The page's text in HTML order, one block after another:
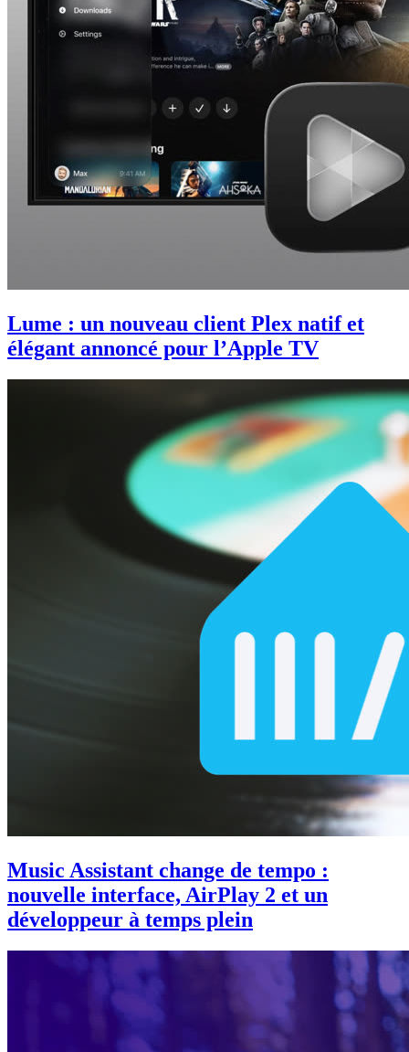
Lume : un nouveau client Plex natif et
élégant annoncé pour l’Apple TV
Music Assistant change de tempo :
nouvelle interface, AirPlay 2 et un
développeur à temps plein